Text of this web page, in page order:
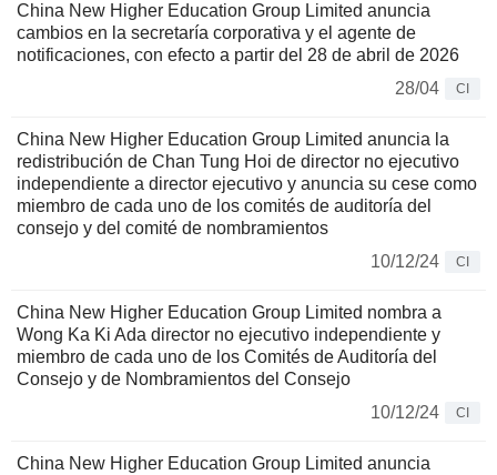
China New Higher Education Group Limited anuncia
cambios en la secretaría corporativa y el agente de
notificaciones, con efecto a partir del 28 de abril de 2026
28/04
CI
China New Higher Education Group Limited anuncia la
redistribución de Chan Tung Hoi de director no ejecutivo
independiente a director ejecutivo y anuncia su cese como
miembro de cada uno de los comités de auditoría del
consejo y del comité de nombramientos
10/12/24
CI
China New Higher Education Group Limited nombra a
Wong Ka Ki Ada director no ejecutivo independiente y
miembro de cada uno de los Comités de Auditoría del
Consejo y de Nombramientos del Consejo
10/12/24
CI
China New Higher Education Group Limited anuncia